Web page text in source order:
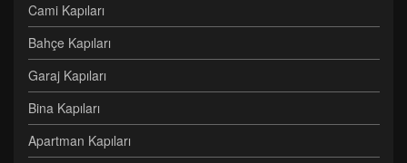
Cami Kapıları
Bahçe Kapıları
Garaj Kapıları
Bina Kapıları
Apartman Kapıları